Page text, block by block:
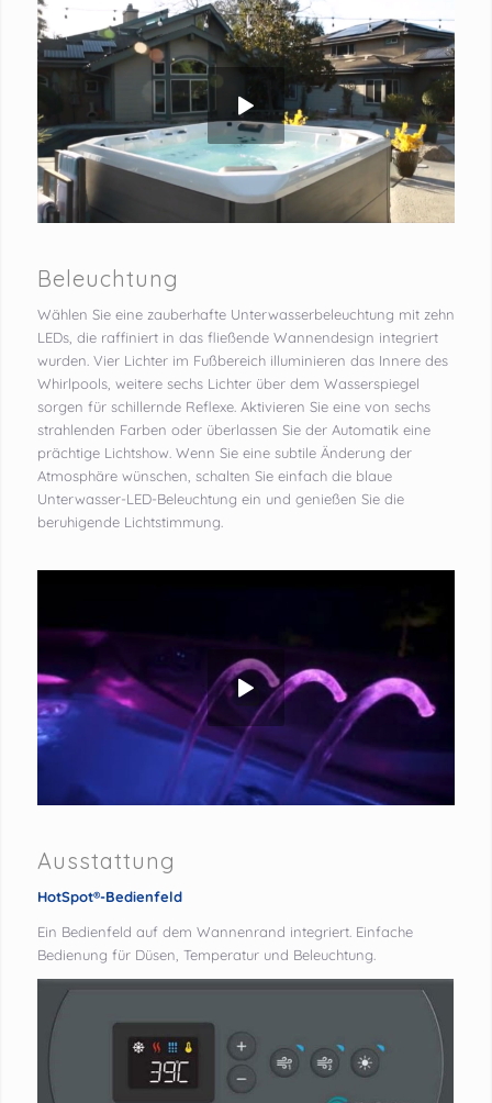
Beleuchtung
Wählen Sie eine zauberhafte Unterwasserbeleuchtung mit zehn
LEDs, die raffiniert in das fließende Wannendesign integriert
wurden. Vier Lichter im Fußbereich illuminieren das Innere des
Whirlpools, weitere sechs Lichter über dem Wasserspiegel
sorgen für schillernde Reflexe. Aktivieren Sie eine von sechs
strahlenden Farben oder überlassen Sie der Automatik eine
prächtige Lichtshow. Wenn Sie eine subtile Änderung der
Atmosphäre wünschen, schalten Sie einfach die blaue
Unterwasser-LED-Beleuchtung ein und genießen Sie die
beruhigende Lichtstimmung.
Ausstattung
HotSpot®-Bedienfeld
Ein Bedienfeld auf dem Wannenrand integriert. Einfache
Bedienung für Düsen, Temperatur und Beleuchtung.